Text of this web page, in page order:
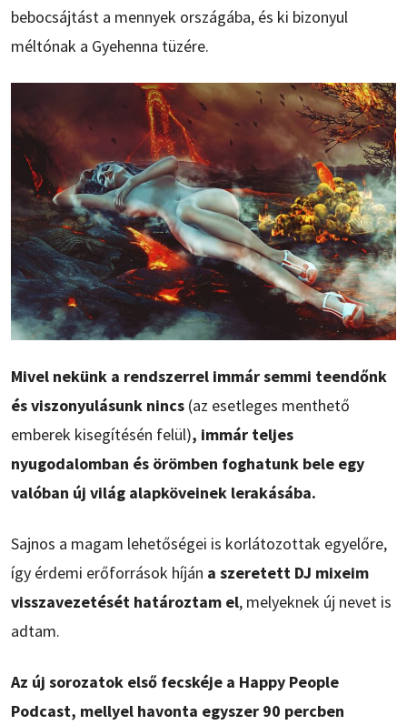
bebocsájtást a mennyek országába, és ki bizonyul
méltónak a Gyehenna tüzére.
Mivel nekünk a rendszerrel immár semmi teendőnk
és viszonyulásunk nincs (az esetleges menthető
emberek kisegítésén felül), immár teljes
nyugodalomban és örömben foghatunk bele egy
valóban új világ alapköveinek lerakásába.
Sajnos a magam lehetőségei is korlátozottak egyelőre,
így érdemi erőforrások híján a szeretett DJ mixeim
visszavezetését határoztam el, melyeknek új nevet is
adtam.
Az új sorozatok első fecskéje a Happy People
Podcast, mellyel havonta egyszer 90 percben